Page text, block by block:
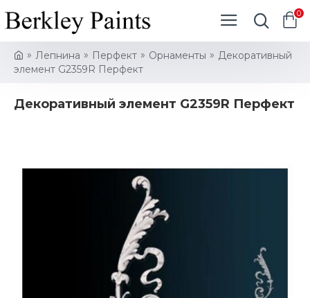
0
Лепнина Перфект Орнаменты
Декоративный
элемент G2359R Перфект
Декоративный элемент G2359R Перфект